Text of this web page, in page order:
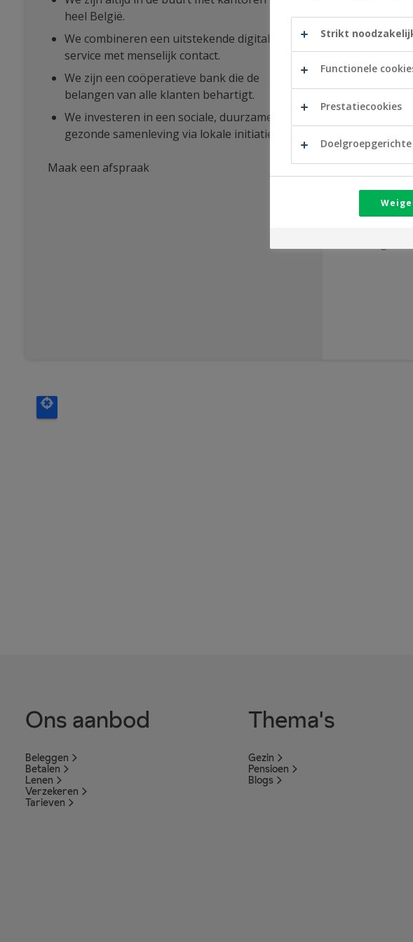
heel België.
We combineren een uitstekende digitale
service met menselijk contact.
We zijn een coöperatieve bank die de
belangen van alle klanten behartigt.
We investeren in een sociale, duurzame en
gezonde samenleving via lokale initiatieven.
Maak een afspraak
Dinsdag
Woensdag
Donderdag
Ons aanbod
Beleggen
Betalen
Lenen
Verzekeren
Tarieven
Thema's
Gezin
Pensioen
Blogs
Strikt
Functionele
Prestatiecookies